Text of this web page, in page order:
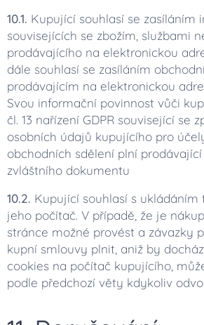
10.1. Kupující souhlasí se zasíláním
souvisejících se zbožím, službami
prodávajícího na elektronickou
dále souhlasí se zasíláním
prodávajícím na elektronickou
Svou informační povinnost vůči
čl. 13 nařízení GDPR související se
osobních údajů kupujícího pro
obchodních sdělení plní
zvláštního dokumentu
10.2. Kupující souhlasí s ukládáním
jeho počítač. V případě, že je
stránce možné provést a závazky
kupní smlouvy plnit, aniž by
cookies na počítač kupujícího,
podle předchozí věty kdykoliv